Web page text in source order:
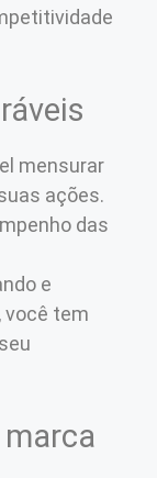
mensurar
ações.
das
e
você tem